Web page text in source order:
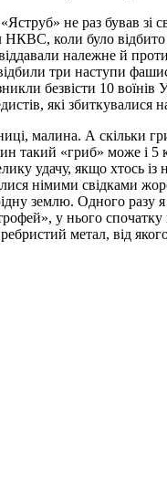
не раз бував зі
коли було
належне й
три наступи
безвісти 10
які збиткувалися
малина. А скільки
такий «гриб» може і
удачу, якщо хтось із
німими свідками
землю. Одного разу
у нього
метал, від